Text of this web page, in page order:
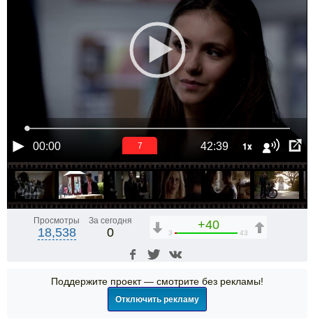
00:00 42:39 1x
6
Просмотры
18,538
За сегодня
0
+40
3 43
Поддержите проект — смотрите без рекламы!
Отключить рекламу